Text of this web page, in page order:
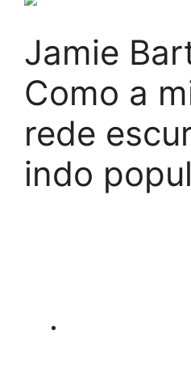
Jamie
Como a
rede
indo